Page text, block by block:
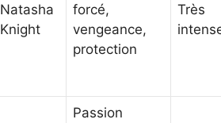
Natasha
Knight
forcé,
vengeance,
protection
Très
Passion